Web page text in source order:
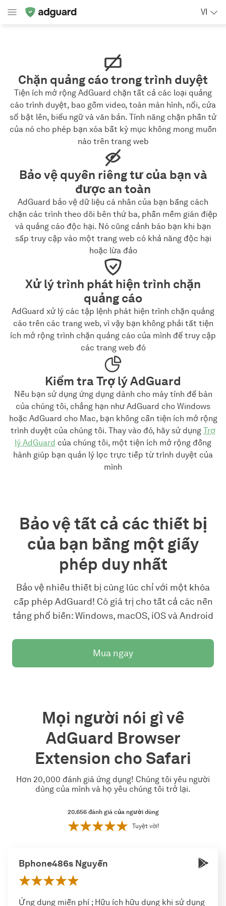
VI
Chặn quảng cáo trong trình duyệt
Tiện ích mở rộng AdGuard chặn tất cả các loại quảng
cáo trình duyệt, bao gồm video, toàn màn hình, nổi, cửa
sổ bật lên, biểu ngữ và văn bản. Tính năng chặn phần tử
của nó cho phép bạn xóa bất kỳ mục không mong muốn
nào trên trang web
Bảo vệ quyền riêng tư của bạn và
được an toàn
AdGuard bảo vệ dữ liệu cá nhân của bạn bằng cách
chặn các trình theo dõi bên thứ ba, phần mềm gián điệp
và quảng cáo độc hại. Nó cũng cảnh báo bạn khi bạn
sắp truy cập vào một trang web có khả năng độc hại
hoặc lừa đảo
Xử lý trình phát hiện trình chặn
quảng cáo
AdGuard xử lý các tập lệnh phát hiện trình chặn quảng
cáo trên các trang web, vì vậy bạn không phải tắt tiện
ích mở rộng trình chặn quảng cáo của mình để truy cập
các trang web đó
Kiểm tra Trợ lý AdGuard
Nếu bạn sử dụng ứng dụng dành cho máy tính để bàn
của chúng tôi, chẳng hạn như AdGuard cho Windows
hoặc AdGuard cho Mac, bạn không cần tiện ích mở rộng
trình duyệt của chúng tôi. Thay vào đó, hãy sử dụng Trợ
lý AdGuard của chúng tôi, một tiện ích mở rộng đồng
hành giúp bạn quản lý lọc trực tiếp từ trình duyệt của
mình
Bảo vệ tất cả các thiết bị
của bạn bằng một giấy
phép duy nhất
Bảo vệ nhiều thiết bị cùng lúc chỉ với một khóa
cấp phép AdGuard! Có giá trị cho tất cả các nền
tảng phổ biến: Windows, macOS, iOS và Android
Mua ngay
Mọi người nói gì về
AdGuard Browser
Extension cho Safari
Hơn 20,000 đánh giá ứng dụng! Chúng tôi yêu người
dùng của mình và họ yêu chúng tôi trở lại.
20.656 đánh giá của người dùng
Tuyệt vời!
Bphone486s Nguyễn
Ứng dụng miễn phí ; Hữu ích hữu dụng khi sử dụng